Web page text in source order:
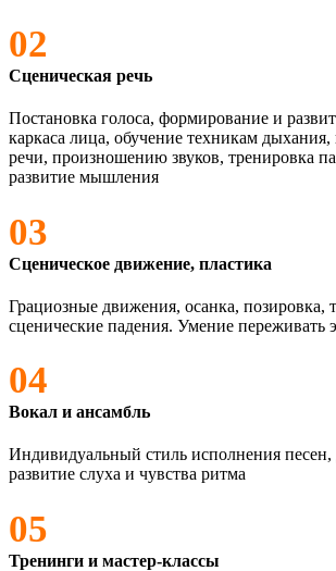
02
Сценическая речь
Постановка голоса, формирование и
каркаса лица, обучение техникам дыхания,
речи, произношению звуков, тренировка
развитие мышления
03
Сценическое движение, пластика
Грациозные движения, осанка, позировка,
сценические падения. Умение переживать
04
Вокал и ансамбль
Индивидуальный стиль исполнения песен,
развитие слуха и чувства ритма
05
Тренинги и мастер-классы